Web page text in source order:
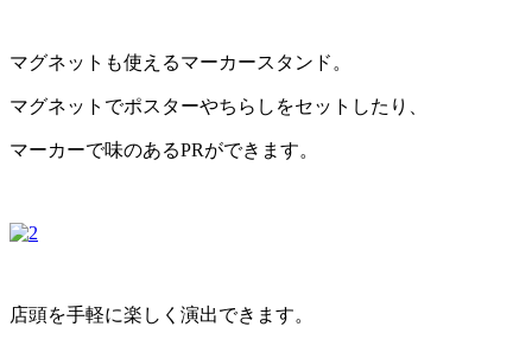
マグネットも使えるマーカースタンド。
マグネットでポスターやちらしをセットしたり、
マーカーで味のあるPRができます。
店頭を手軽に楽しく演出できます。